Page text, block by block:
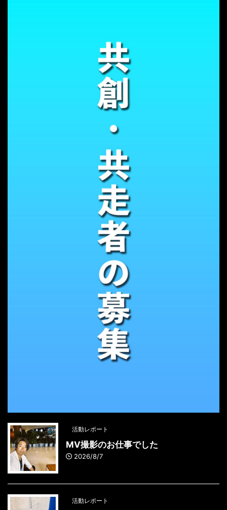
活動レポート
MV撮影のお仕事でした
2026/8/7
活動レポート